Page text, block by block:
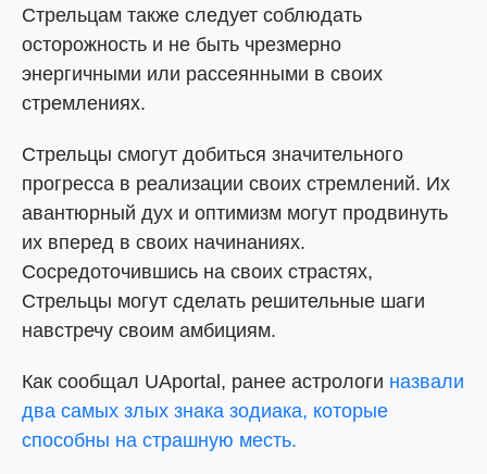
Стрельцам также следует соблюдать
осторожность и не быть чрезмерно
энергичными или рассеянными в своих
стремлениях.
Стрельцы смогут добиться значительного
прогресса в реализации своих стремлений. Их
авантюрный дух и оптимизм могут продвинуть
их вперед в своих начинаниях.
Сосредоточившись на своих страстях,
Стрельцы могут сделать решительные шаги
навстречу своим амбициям.
Как сообщал UAportal, ранее астрологи назвали
два самых злых знака зодиака, которые
способны на страшную месть.